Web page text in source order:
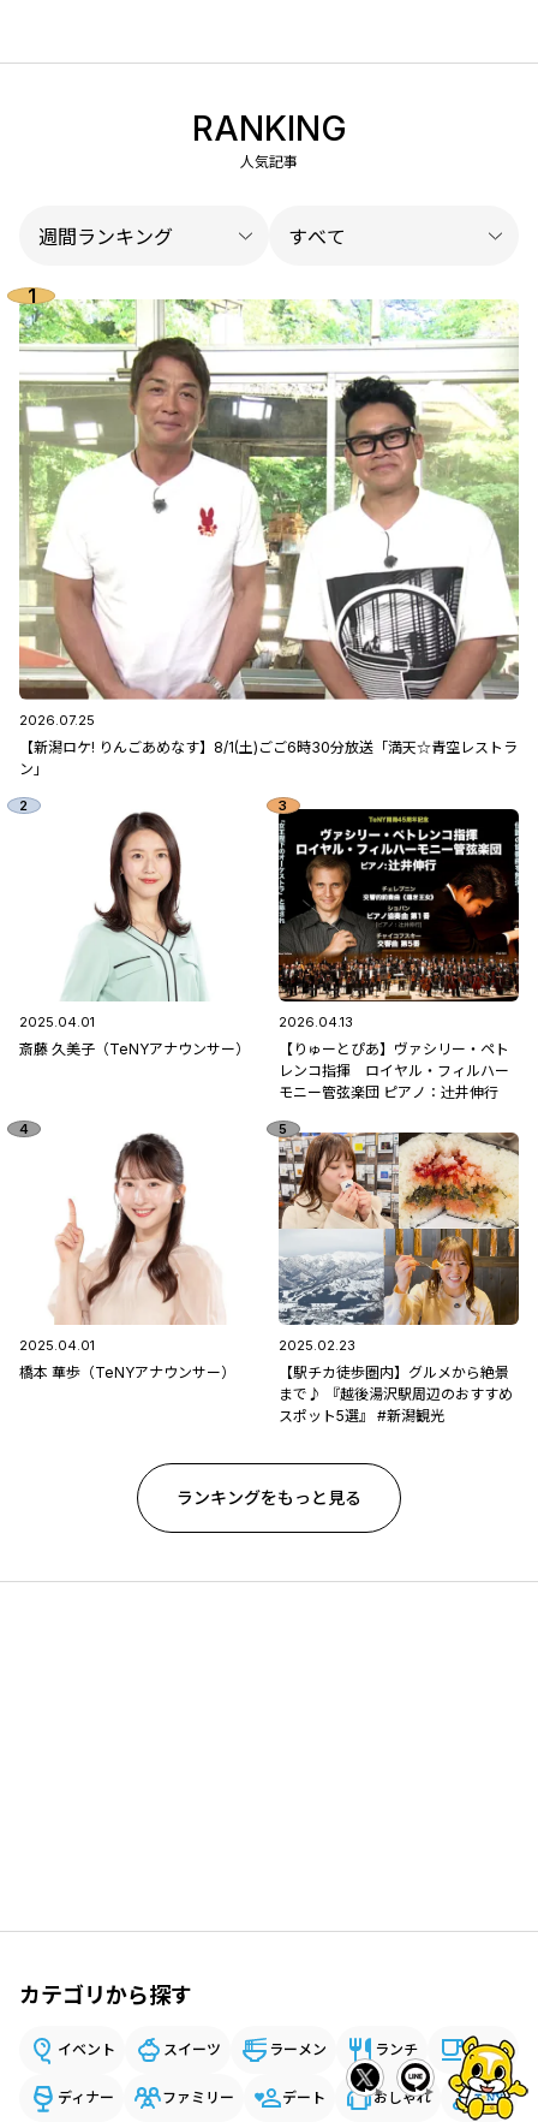
RANKING
人気記事
2026.07.25
【新潟ロケ! りんごあめなす】8/1(土)ごご6時30分放送「満天☆青空レストラ
ン」
2025.04.01
斎藤 久美子（TeNYアナウンサー）
2026.04.13
【りゅーとぴあ】ヴァシリー・ペト
レンコ指揮 ロイヤル・フィルハー
モニー管弦楽団 ピアノ：辻󠄀井伸行
2025.04.01
橋本 華歩（TeNYアナウンサー）
2025.02.23
【駅チカ徒歩圏内】グルメから絶景
まで♪ 『越後湯沢駅周辺のおすすめ
スポット5選』 #新潟観光
ランキングをもっと見る
カテゴリから探す
イベント スイーツ ラーメン ランチ カフェ
ディナー ファミリー デート おしゃれ 音楽